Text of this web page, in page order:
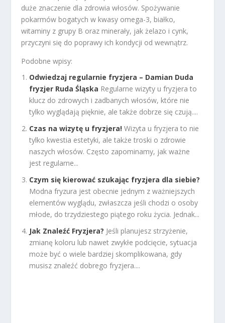
duże znaczenie dla zdrowia włosów. Spożywanie
pokarmów bogatych w kwasy omega-3, białko,
witaminy z grupy B oraz minerały, jak żelazo i cynk,
przyczyni się do poprawy ich kondycji od wewnątrz.
Podobne wpisy:
Odwiedzaj regularnie fryzjera – Damian Duda
fryzjer Ruda Śląska Regularne wizyty u fryzjera to
klucz do zdrowych i zadbanych włosów, które nie
tylko wyglądają pięknie, ale także dobrze się czują....
Czas na wizytę u fryzjera! Wizyta u fryzjera to nie
tylko kwestia estetyki, ale także troski o zdrowie
naszych włosów. Często zapominamy, jak ważne
jest regularne...
Czym się kierować szukając fryzjera dla siebie?
Modna fryzura jest obecnie jednym z ważniejszych
elementów wyglądu, zwłaszcza jeśli chodzi o osoby
młode, do trzydziestego piątego roku życia. Jednak...
Jak Znaleźć Fryzjera? Jeśli planujesz strzyżenie,
zmianę koloru lub nawet zwykłe podcięcie, sytuacja
może być o wiele bardziej skomplikowana, gdy
musisz znaleźć dobrego fryzjera....